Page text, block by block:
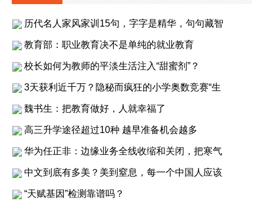
历代名人家风家训15句，字字是精华，句句藏智
教育部：职业教育决不是单纯的就业教育
校长如何为教师的平淡生活注入“甜蜜剂”？
3天获利近千万？隐秘而疯狂的小学奥数竞赛“生
魏书生：把教育做好，人就幸福了
高三升学途径超过10种 越早准备机会越多
华为任正非：边缘业务全线收缩和关闭，把寒气
中文到底有多美？美到窒息，每一个中国人应该
“天赋基因”检测靠谱吗？